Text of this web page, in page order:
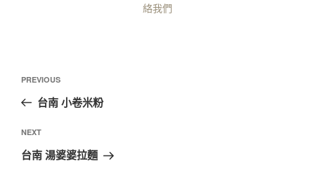
絡我們
PREVIOUS
台南 小卷米粉
NEXT
台南 湯婆婆拉麵